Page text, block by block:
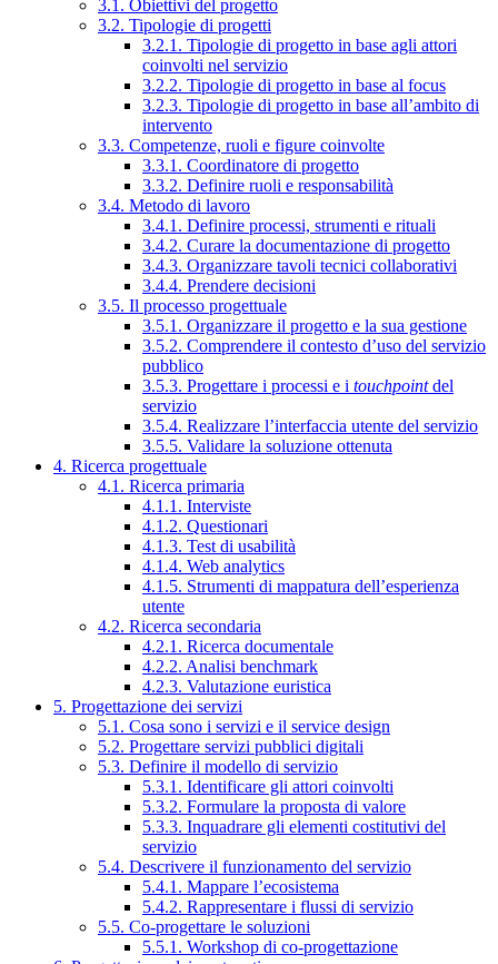
3.1. Obiettivi del progetto
3.2. Tipologie di progetti
3.2.1. Tipologie di progetto in base agli attori
coinvolti nel servizio
3.2.2. Tipologie di progetto in base al focus
3.2.3. Tipologie di progetto in base all’ambito di
intervento
3.3. Competenze, ruoli e figure coinvolte
3.3.1. Coordinatore di progetto
3.3.2. Definire ruoli e responsabilità
3.4. Metodo di lavoro
3.4.1. Definire processi, strumenti e rituali
3.4.2. Curare la documentazione di progetto
3.4.3. Organizzare tavoli tecnici collaborativi
3.4.4. Prendere decisioni
3.5. Il processo progettuale
3.5.1. Organizzare il progetto e la sua gestione
3.5.2. Comprendere il contesto d’uso del servizio
pubblico
3.5.3. Progettare i processi e i touchpointdel
servizio
3.5.4. Realizzare l’interfaccia utente del servizio
3.5.5. Validare la soluzione ottenuta
4. Ricerca progettuale
4.1. Ricerca primaria
4.1.1. Interviste
4.1.2. Questionari
4.1.3. Test di usabilità
4.1.4. Web analytics
4.1.5. Strumenti di mappatura dell’esperienza
utente
4.2. Ricerca secondaria
4.2.1. Ricerca documentale
4.2.2. Analisi benchmark
4.2.3. Valutazione euristica
5. Progettazione dei servizi
5.1. Cosa sono i servizi e il service design
5.2. Progettare servizi pubblici digitali
5.3. Definire il modello di servizio
5.3.1. Identificare gli attori coinvolti
5.3.2. Formulare la proposta di valore
5.3.3. Inquadrare gli elementi costitutivi del
servizio
5.4. Descrivere il funzionamento del servizio
5.4.1. Mappare l’ecosistema
5.4.2. Rappresentare i flussi di servizio
5.5. Co-progettare le soluzioni
5.5.1. Workshop di co-progettazione